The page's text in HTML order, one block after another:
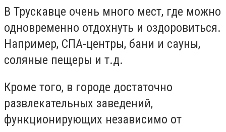
В Трускавце очень много мест, где можно
одновременно отдохнуть и оздоровиться.
Например, СПА-центры, бани и сауны,
соляные пещеры и т.д.
Кроме того, в городе достаточно
развлекательных заведений,
функционирующих независимо от